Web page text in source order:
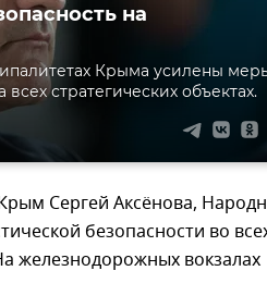
на
Крыма усилены
стратегических объектах.
Сергей Аксёнова,
безопасности во
железнодорожных вокзалах